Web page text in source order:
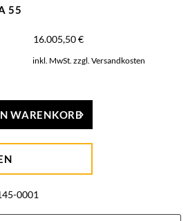
55
16.005,50 €
inkl. MwSt. zzgl. Versandkosten
WARENKORB
0001